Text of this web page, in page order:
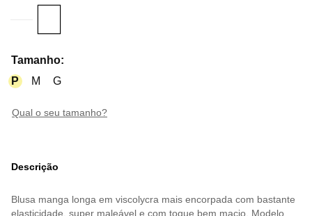
Tamanho:
P
M G
qual o seu tamanho?
Descrição
Blusa manga longa em viscolycra mais encorpada com bastante
elasticidade, super maleável e com toque bem macio. Modelo